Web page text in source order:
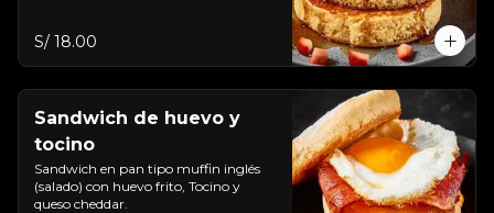
S/ 18.00
Sandwich de huevo y
tocino
Sandwich en pan tipo muffin inglés
(salado) con huevo frito, Tocino y
queso cheddar.